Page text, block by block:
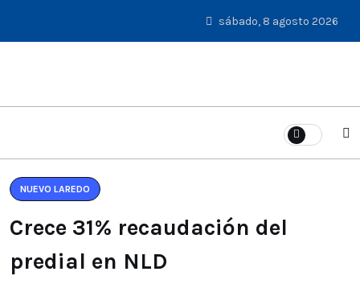
sábado, 8 agosto 2026
NUEVO LAREDO
Crece 31% recaudación del
predial en NLD